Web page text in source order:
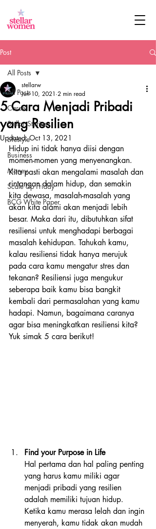
Post
All Posts
Career
Stellar Stories
Lifestyle
Business
Money
Scale Up Friday
BCG White Paper
All Posts
5 Cara Menjadi Pribadi
yang Resilien
stellarw
Jun 10, 2021 2 min read
Updated:Oct 13, 2021
Hidup ini tidak hanya diisi dengan
momen-momen yang menyenangkan.
Kita pasti akan mengalami masalah dan
rintangan dalam hidup, dan semakin
kita dewasa, masalah-masalah yang
akan kita alami akan menjadi lebih
besar. Maka dari itu, dibutuhkan sifat
resiliensi untuk menghadapi berbagai
masalah kehidupan. Tahukah kamu,
kalau resiliensi tidak hanya merujuk
pada cara kamu mengatur stres dan
tekanan? Resiliensi juga mengukur
seberapa baik kamu bisa bangkit
kembali dari permasalahan yang kamu
hadapi. Namun, bagaimana caranya
agar bisa meningkatkan resiliensi kita?
Yuk simak 5 cara berikut!
Find your Purpose in Life
Hal pertama dan hal paling penting
yang harus kamu miliki agar
menjadi pribadi yang resilien
adalah memiliki tujuan hidup.
Ketika kamu merasa lelah dan ingin
menyerah, kamu tidak akan mudah